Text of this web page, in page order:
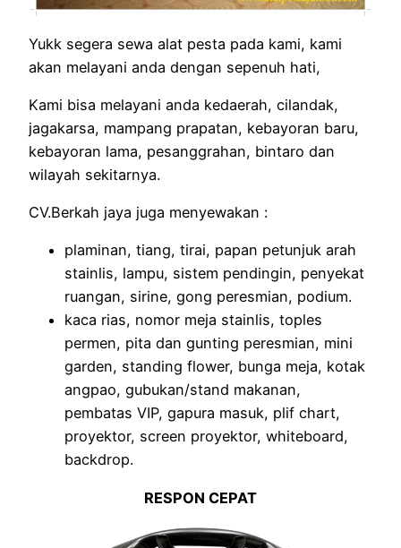
Yukk segera sewa alat pesta pada kami, kami
akan melayani anda dengan sepenuh hati,
Kami bisa melayani anda kedaerah, cilandak,
jagakarsa, mampang prapatan, kebayoran baru,
kebayoran lama, pesanggrahan, bintaro dan
wilayah sekitarnya.
CV.Berkah jaya juga menyewakan :
plaminan, tiang, tirai, papan petunjuk arah
stainlis, lampu, sistem pendingin, penyekat
ruangan, sirine, gong peresmian, podium.
kaca rias, nomor meja stainlis, toples
permen, pita dan gunting peresmian, mini
garden, standing flower, bunga meja, kotak
angpao, gubukan/stand makanan,
pembatas VIP, gapura masuk, plif chart,
proyektor, screen proyektor, whiteboard,
backdrop.
RESPON CEPAT